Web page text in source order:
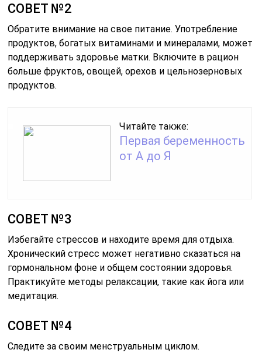
СОВЕТ №2
Обратите внимание на свое питание. Употребление
продуктов, богатых витаминами и минералами, может
поддерживать здоровье матки. Включите в рацион
больше фруктов, овощей, орехов и цельнозерновых
продуктов.
Читайте также:
Первая беременность
от А до Я
СОВЕТ №3
Избегайте стрессов и находите время для отдыха.
Хронический стресс может негативно сказаться на
гормональном фоне и общем состоянии здоровья.
Практикуйте методы релаксации, такие как йога или
медитация.
СОВЕТ №4
Следите за своим менструальным циклом.